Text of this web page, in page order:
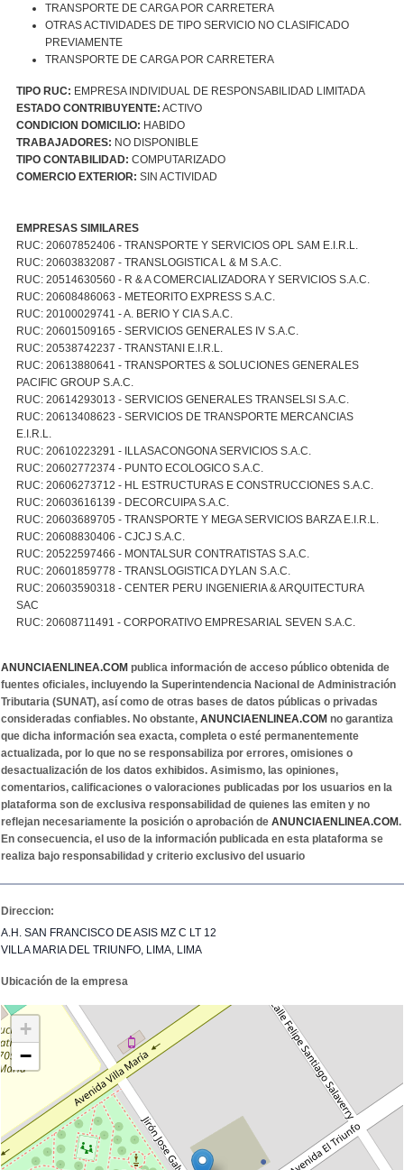
TRANSPORTE DE CARGA POR CARRETERA
OTRAS ACTIVIDADES DE TIPO SERVICIO NO CLASIFICADO
PREVIAMENTE
TRANSPORTE DE CARGA POR CARRETERA
TIPO RUC: EMPRESA INDIVIDUAL DE RESPONSABILIDAD LIMITADA
ESTADO CONTRIBUYENTE: ACTIVO
CONDICION DOMICILIO: HABIDO
TRABAJADORES: NO DISPONIBLE
TIPO CONTABILIDAD: COMPUTARIZADO
COMERCIO EXTERIOR: SIN ACTIVIDAD
EMPRESAS SIMILARES
RUC: 20607852406 - TRANSPORTE Y SERVICIOS OPL SAM E.I.R.L.
RUC: 20603832087 - TRANSLOGISTICA L & M S.A.C.
RUC: 20514630560 - R & A COMERCIALIZADORA Y SERVICIOS S.A.C.
RUC: 20608486063 - METEORITO EXPRESS S.A.C.
RUC: 20100029741 - A. BERIO Y CIA S.A.C.
RUC: 20601509165 - SERVICIOS GENERALES IV S.A.C.
RUC: 20538742237 - TRANSTANI E.I.R.L.
RUC: 20613880641 - TRANSPORTES & SOLUCIONES GENERALES
PACIFIC GROUP S.A.C.
RUC: 20614293013 - SERVICIOS GENERALES TRANSELSI S.A.C.
RUC: 20613408623 - SERVICIOS DE TRANSPORTE MERCANCIAS
E.I.R.L.
RUC: 20610223291 - ILLASACONGONA SERVICIOS S.A.C.
RUC: 20602772374 - PUNTO ECOLOGICO S.A.C.
RUC: 20606273712 - HL ESTRUCTURAS E CONSTRUCCIONES S.A.C.
RUC: 20603616139 - DECORCUIPA S.A.C.
RUC: 20603689705 - TRANSPORTE Y MEGA SERVICIOS BARZA E.I.R.L.
RUC: 20608830406 - CJCJ S.A.C.
RUC: 20522597466 - MONTALSUR CONTRATISTAS S.A.C.
RUC: 20601859778 - TRANSLOGISTICA DYLAN S.A.C.
RUC: 20603590318 - CENTER PERU INGENIERIA & ARQUITECTURA
SAC
RUC: 20608711491 - CORPORATIVO EMPRESARIAL SEVEN S.A.C.
ANUNCIAENLINEA.COM publica información de acceso público obtenida de
fuentes oficiales, incluyendo la Superintendencia Nacional de Administración
Tributaria (SUNAT), así como de otras bases de datos públicas o privadas
consideradas confiables. No obstante, ANUNCIAENLINEA.COM no garantiza
que dicha información sea exacta, completa o esté permanentemente
actualizada, por lo que no se responsabiliza por errores, omisiones o
desactualización de los datos exhibidos. Asimismo, las opiniones,
comentarios, calificaciones o valoraciones publicadas por los usuarios en la
plataforma son de exclusiva responsabilidad de quienes las emiten y no
reflejan necesariamente la posición o aprobación de ANUNCIAENLINEA.COM.
En consecuencia, el uso de la información publicada en esta plataforma se
realiza bajo responsabilidad y criterio exclusivo del usuario
Direccion:
A.H. SAN FRANCISCO DE ASIS MZ C LT 12
VILLA MARIA DEL TRIUNFO, LIMA, LIMA
Ubicación de la empresa
+
−